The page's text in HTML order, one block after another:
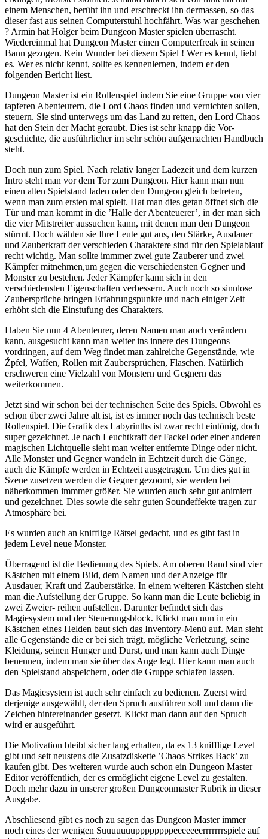
einem Menschen, berüht ihn und erschreckt ihn dermassen, so das
dieser fast aus seinen Computerstuhl hochfährt. Was war geschehen
? Armin hat Holger beim Dungeon Master spielen überrascht.
Wiedereinmal hat Dungeon Master einen Computerfreak in seinen
Bann gezogen. Kein Wunder bei diesem Spiel ! Wer es kennt, liebt
es. Wer es nicht kennt, sollte es kennenlernen, indem er den
folgenden Bericht liest.
Dungeon Master ist ein Rollenspiel indem Sie eine Gruppe von vier
tapferen Abenteurern, die Lord Chaos finden und vernichten sollen,
steuern. Sie sind unterwegs um das Land zu retten, den Lord Chaos
hat den Stein der Macht geraubt. Dies ist sehr knapp die Vor-
geschichte, die ausführlicher im sehr schön aufgemachten Handbuch
steht.
Doch nun zum Spiel. Nach relativ langer Ladezeit und dem kurzen
Intro steht man vor dem Tor zum Dungeon. Hier kann man nun
einen alten Spielstand laden oder den Dungeon gleich betreten,
wenn man zum ersten mal spielt. Hat man dies getan öffnet sich die
Tür und man kommt in die ’Halle der Abenteuerer’, in der man sich
die vier Mitstreiter aussuchen kann, mit denen man den Dungeon
stürmt. Doch wählen sie Ihre Leute gut aus, den Stärke, Ausdauer
und Zauberkraft der verschieden Charaktere sind für den Spielablauf
recht wichtig. Man sollte immmer zwei gute Zauberer und zwei
Kämpfer mitnehmen,um gegen die verschiedensten Gegner und
Monster zu bestehen. Jeder Kämpfer kann sich in den
verschiedensten Eigenschaften verbessern. Auch noch so sinnlose
Zaubersprüche bringen Erfahrungspunkte und nach einiger Zeit
erhöht sich die Einstufung des Charakters.
Haben Sie nun 4 Abenteurer, deren Namen man auch verändern
kann, ausgesucht kann man weiter ins innere des Dungeons
vordringen, auf dem Weg findet man zahlreiche Gegenstände, wie
Žpfel, Waffen, Rollen mit Zaubersprüchen, Flaschen. Natürlich
erschweren eine Vielzahl von Monstern und Gegnern das
weiterkommen.
Jetzt sind wir schon bei der technischen Seite des Spiels. Obwohl es
schon über zwei Jahre alt ist, ist es immer noch das technisch beste
Rollenspiel. Die Grafik des Labyrinths ist zwar recht eintönig, doch
super gezeichnet. Je nach Leuchtkraft der Fackel oder einer anderen
magischen Lichtquelle sieht man weiter entfernte Dinge oder nicht.
Alle Monster und Gegner wandeln in Echtzeit durch die Gänge,
auch die Kämpfe werden in Echtzeit ausgetragen. Um dies gut in
Szene zusetzen werden die Gegner gezoomt, sie werden bei
näherkommen immmer größer. Sie wurden auch sehr gut animiert
und gezeichnet. Dies sowie die sehr guten Soundeffekte tragen zur
Atmosphäre bei.
Es wurden auch an knifflige Rätsel gedacht, und es gibt fast in
jedem Level neue Monster.
Überragend ist die Bedienung des Spiels. Am oberen Rand sind vier
Kästchen mit einem Bild, dem Namen und der Anzeige für
Ausdauer, Kraft und Zauberstärke. In einem weiteren Kästchen sieht
man die Aufstellung der Gruppe. So kann man die Leute beliebig in
zwei Zweier- reihen aufstellen. Darunter befindet sich das
Magiesystem und der Steuerungsblock. Klickt man nun in ein
Kästchen eines Helden baut sich das Inventory-Menü auf. Man sieht
alle Gegenstände die er bei sich trägt, mögliche Verletzung, seine
Kleidung, seinen Hunger und Durst, und man kann auch Dinge
benennen, indem man sie über das Auge legt. Hier kann man auch
den Spielstand abspeichern, oder die Gruppe schlafen lassen.
Das Magiesystem ist auch sehr einfach zu bedienen. Zuerst wird
derjenige ausgewählt, der den Spruch ausführen soll und dann die
Zeichen hintereinander gesetzt. Klickt man dann auf den Spruch
wird er ausgeführt.
Die Motivation bleibt sicher lang erhalten, da es 13 knifflige Level
gibt und seit neustens die Zusatzdiskette ’Chaos Strikes Back’ zu
kaufen gibt. Des weiteren wurde auch schon ein Dungeon Master
Editor veröffentlich, der es ermöglicht eigene Level zu gestalten.
Doch mehr dazu in unserer großen Dungeonmaster Rubrik in dieser
Ausgabe.
Abschliesend gibt es noch zu sagen das Dungeon Master immer
noch eines der wenigen Suuuuuuuppppppppeeeeeeerrrrrrrspiele auf